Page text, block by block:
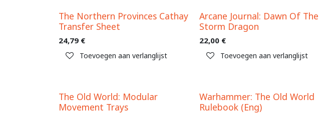
The Northern Provinces Cathay
Transfer Sheet
24,79 €
Toevoegen aan verlanglijst
Arcane Journal: Dawn Of The
Storm Dragon
22,00 €
Toevoegen aan verlanglijst
The Old World: Modular
Movement Trays
Warhammer: The Old World
Rulebook (Eng)